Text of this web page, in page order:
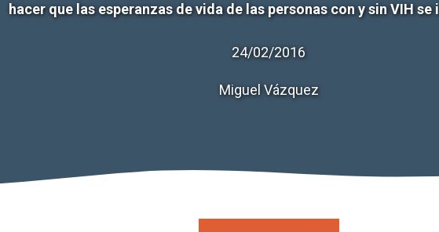
hacer que las esperanzas de vida de las personas con y sin VIH se
24/02/2016
Miguel Vázquez